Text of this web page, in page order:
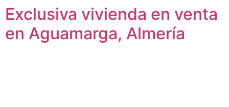
Exclusiva vivienda en venta
en Aguamarga, Almería